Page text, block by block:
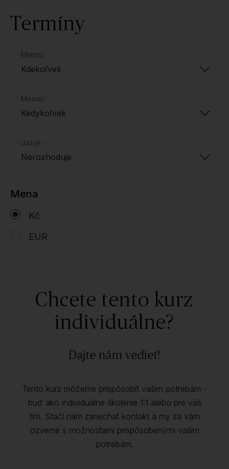
Termíny
Miesto
Kdekoľvek
Mesiac
Kedykoľvek
Jazyk
Nerozhoduje
Mena
Kč
EUR
Chcete tento kurz
individuálne?
Dajte nám vedieť!
Tento kurz môžeme prispôsobiť vašim potrebám -
buď ako individuálne školenie 1:1 alebo pre váš
tím. Stačí nám zanechať kontakt a my sa vám
ozveme s možnosťami prispôsobenými vašim
potrebám.